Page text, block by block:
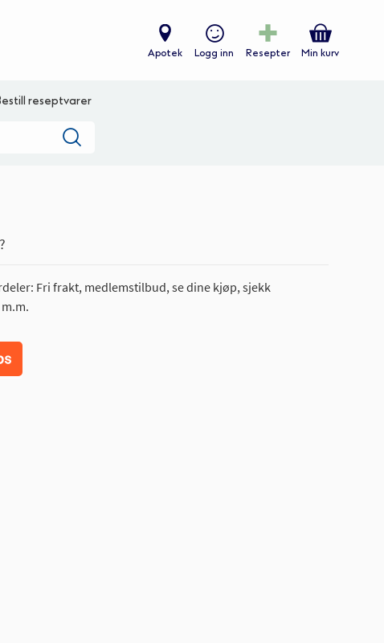
Apotek Logg inn Resepter Min kurv
reseptvarer
Fri frakt, medlemstilbud, se dine kjøp, sjekk